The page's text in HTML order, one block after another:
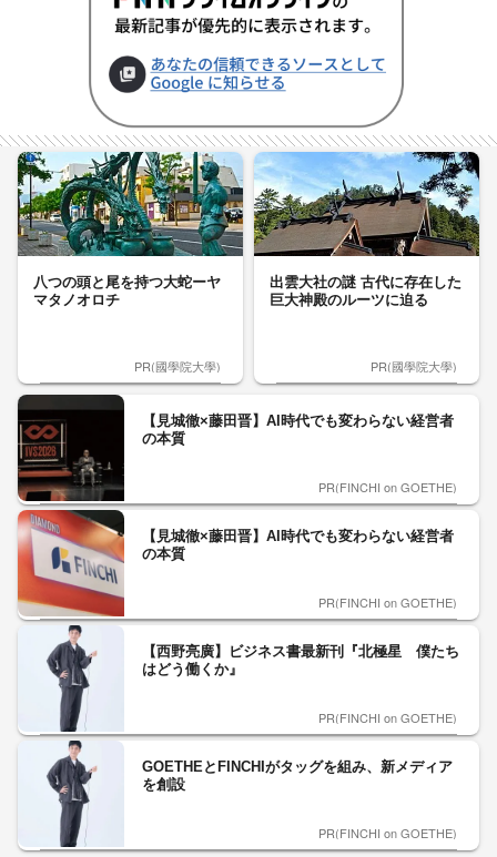
八つの頭と尾を持つ大蛇ーヤ
マタノオロチ
PR(國學院大學)
出雲大社の謎 古代に存在した
巨大神殿のルーツに迫る
PR(國學院大學)
【見城徹×藤田晋】AI時代でも変わらない経営者
の本質
PR(FINCHI on GOETHE)
【見城徹×藤田晋】AI時代でも変わらない経営者
の本質
PR(FINCHI on GOETHE)
【西野亮廣】ビジネス書最新刊『北極星 僕たち
はどう働くか』
PR(FINCHI on GOETHE)
GOETHEとFINCHIがタッグを組み、新メディア
を創設
PR(FINCHI on GOETHE)